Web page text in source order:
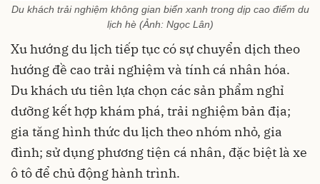
Du khách trải nghiệm không gian biển xanh trong dịp cao điểm du
lịch hè (Ảnh: Ngọc Lân)
Xu hướng du lịch tiếp tục có sự chuyển dịch theo
hướng đề cao trải nghiệm và tính cá nhân hóa.
Du khách ưu tiên lựa chọn các sản phẩm nghỉ
dưỡng kết hợp khám phá, trải nghiệm bản địa;
gia tăng hình thức du lịch theo nhóm nhỏ, gia
đình; sử dụng phương tiện cá nhân, đặc biệt là xe
ô tô để chủ động hành trình.